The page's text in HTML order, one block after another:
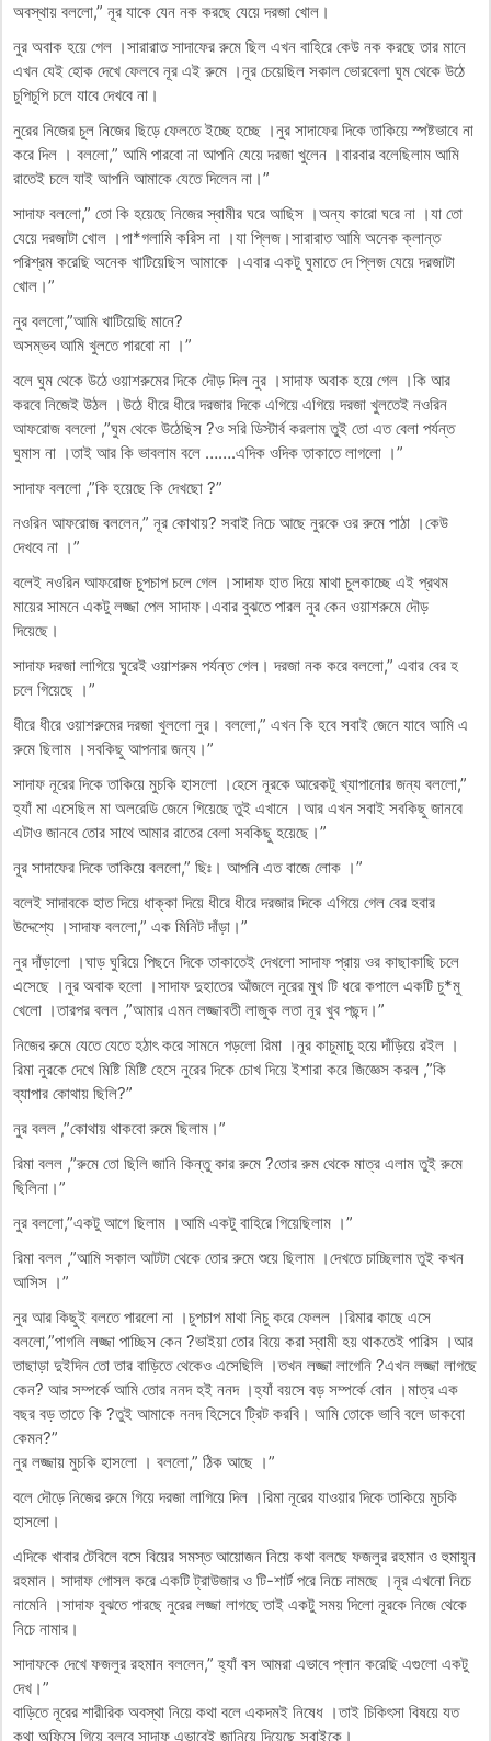
অবস্থায় বললো,” নূর যাকে যেন নক করছে যেয়ে দরজা খোল।
নুর অবাক হয়ে গেল ।সারারাত সাদাফের রুমে ছিল এখন বাহিরে কেউ নক করছে তার মানে
এখন যেই হোক দেখে ফেলবে নূর এই রুমে ।নূর চেয়েছিল সকাল ভোরবেলা ঘুম থেকে উঠে
চুপিচুপি চলে যাবে দেখবে না।
নুরের নিজের চুল নিজের ছিড়ে ফেলতে ইচ্ছে হচ্ছে ।নুর সাদাফের দিকে তাকিয়ে স্পষ্টভাবে না
করে দিল । বললো,” আমি পারবো না আপনি যেয়ে দরজা খুলেন ।বারবার বলেছিলাম আমি
রাতেই চলে যাই আপনি আমাকে যেতে দিলেন না।”
সাদাফ বললো,” তো কি হয়েছে নিজের স্বামীর ঘরে আছিস ।অন্য কারো ঘরে না ।যা তো
যেয়ে দরজাটা খোল ।পা*গলামি করিস না ।যা প্লিজ।সারারাত আমি অনেক ক্লান্ত
পরিশ্রম করেছি অনেক খাটিয়েছিস আমাকে ।এবার একটু ঘুমাতে দে প্লিজ যেয়ে দরজাটা
খোল।”
নুর বললো,”আমি খাটিয়েছি মানে?
অসম্ভব আমি খুলতে পারবো না ।”
বলে ঘুম থেকে উঠে ওয়াশরুমের দিকে দৌড় দিল নুর ।সাদাফ অবাক হয়ে গেল ।কি আর
করবে নিজেই উঠল ।উঠে ধীরে ধীরে দরজার দিকে এগিয়ে এগিয়ে দরজা খুলতেই নওরিন
আফরোজ বললো ,”ঘুম থেকে উঠেছিস ?ও সরি ডিস্টার্ব করলাম তুই তো এত বেলা পর্যন্ত
ঘুমাস না ।তাই আর কি ভাবলাম বলে …….এদিক ওদিক তাকাতে লাগলো ।”
সাদাফ বললো ,”কি হয়েছে কি দেখছো ?”
নওরিন আফরোজ বললেন,” নূর কোথায়? সবাই নিচে আছে নুরকে ওর রুমে পাঠা ।কেউ
দেখবে না ।”
বলেই নওরিন আফরোজ চুপচাপ চলে গেল ।সাদাফ হাত দিয়ে মাথা চুলকাচ্ছে এই প্রথম
মায়ের সামনে একটু লজ্জা পেল সাদাফ।এবার বুঝতে পারল নুর কেন ওয়াশরুমে দৌড়
দিয়েছে।
সাদাফ দরজা লাগিয়ে ঘুরেই ওয়াশরুম পর্যন্ত গেল। দরজা নক করে বললো,” এবার বের হ
চলে গিয়েছে ।”
ধীরে ধীরে ওয়াশরুমের দরজা খুললো নুর। বললো,” এখন কি হবে সবাই জেনে যাবে আমি এ
রুমে ছিলাম ।সবকিছু আপনার জন্য।”
সাদাফ নূরের দিকে তাকিয়ে মুচকি হাসলো ।হেসে নূরকে আরেকটু খ্যাপানোর জন্য বললো,”
হ্যাঁ মা এসেছিল মা অলরেডি জেনে গিয়েছে তুই এখানে ।আর এখন সবাই সবকিছু জানবে
এটাও জানবে তোর সাথে আমার রাতের বেলা সবকিছু হয়েছে।”
নূর সাদাফের দিকে তাকিয়ে বললো,” ছিঃ। আপনি এত বাজে লোক ।”
বলেই সাদাবকে হাত দিয়ে ধাক্কা দিয়ে ধীরে ধীরে দরজার দিকে এগিয়ে গেল বের হবার
উদ্দেশ্যে ।সাদাফ বললো,” এক মিনিট দাঁড়া।”
নুর দাঁড়ালো ।ঘাড় ঘুরিয়ে পিছনে দিকে তাকাতেই দেখলো সাদাফ প্রায় ওর কাছাকাছি চলে
এসেছে ।নুর অবাক হলো ।সাদাফ দুহাতের আঁজলে নুরের মুখ টি ধরে কপালে একটি চু*মু
খেলো ।তারপর বলল ,”আমার এমন লজ্জাবতী লাজুক লতা নূর খুব পছন্দ।”
নিজের রুমে যেতে যেতে হঠাৎ করে সামনে পড়লো রিমা ।নূর কাচুমাচু হয়ে দাঁড়িয়ে রইল ।
রিমা নুরকে দেখে মিষ্টি মিষ্টি হেসে নুরের দিকে চোখ দিয়ে ইশারা করে জিজ্ঞেস করল ,”কি
ব্যাপার কোথায় ছিলি?”
নুর বলল ,”কোথায় থাকবো রুমে ছিলাম।”
রিমা বলল ,”রুমে তো ছিলি জানি কিন্তু কার রুমে ?তোর রুম থেকে মাত্র এলাম তুই রুমে
ছিলিনা।”
নুর বললো,”একটু আগে ছিলাম ।আমি একটু বাহিরে গিয়েছিলাম ।”
রিমা বলল ,”আমি সকাল আটটা থেকে তোর রুমে শুয়ে ছিলাম ।দেখতে চাচ্ছিলাম তুই কখন
আসিস ।”
নুর আর কিছুই বলতে পারলো না ।চুপচাপ মাথা নিচু করে ফেলল ।রিমার কাছে এসে
বললো,”পাগলি লজ্জা পাচ্ছিস কেন ?ভাইয়া তোর বিয়ে করা স্বামী হয় থাকতেই পারিস ।আর
তাছাড়া দুইদিন তো তার বাড়িতে থেকেও এসেছিলি ।তখন লজ্জা লাগেনি ?এখন লজ্জা লাগছে
কেন? আর সম্পর্কে আমি তোর ননদ হই ননদ ।হ্যাঁ বয়সে বড় সম্পর্কে বোন ।মাত্র এক
বছর বড় তাতে কি ?তুই আমাকে ননদ হিসেবে ট্রিট করবি। আমি তোকে ভাবি বলে ডাকবো
কেমন?”
নুর লজ্জায় মুচকি হাসলো । বললো,” ঠিক আছে ।”
বলে দৌড়ে নিজের রুমে গিয়ে দরজা লাগিয়ে দিল ।রিমা নূরের যাওয়ার দিকে তাকিয়ে মুচকি
হাসলো।
এদিকে খাবার টেবিলে বসে বিয়ের সমস্ত আয়োজন নিয়ে কথা বলছে ফজলুর রহমান ও হুমায়ুন
রহমান। সাদাফ গোসল করে একটি ট্রাউজার ও টি-শার্ট পরে নিচে নামছে ।নূর এখনো নিচে
নামেনি ।সাদাফ বুঝতে পারছে নুরের লজ্জা লাগছে তাই একটু সময় দিলো নূরকে নিজে থেকে
নিচে নামার।
সাদাফকে দেখে ফজলুর রহমান বললেন,” হ্যাঁ বস আমরা এভাবে প্লান করেছি এগুলো একটু
দেখ।”
বাড়িতে নূরের শারীরিক অবস্থা নিয়ে কথা বলে একদমই নিষেধ ।তাই চিকিৎসা বিষয়ে যত
কথা অফিসে গিয়ে বলবে সাদাফ এভাবেই জানিয়ে দিয়েছে সবাইকে।